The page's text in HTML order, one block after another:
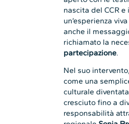
nascita del CCR
un’esperienza
anche il
richiamato la
partecipazione.
Nel suo
come una
culturale
cresciuto fino a
responsabilità